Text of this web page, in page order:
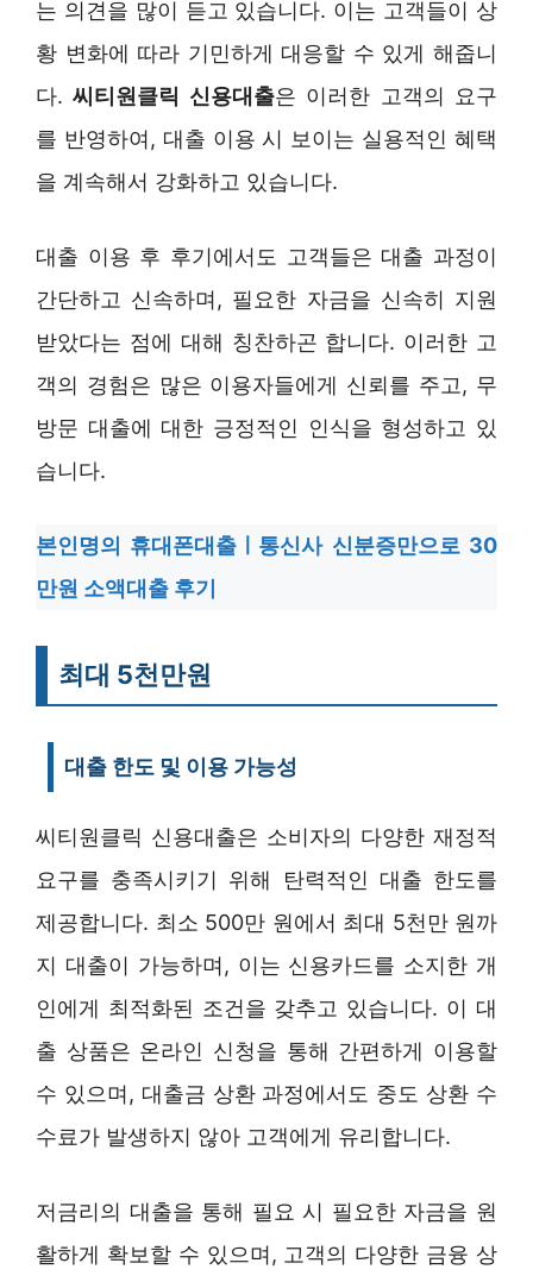
는 의견을 많이 듣고 있습니다. 이는 고객들이 상
황 변화에 따라 기민하게 대응할 수 있게 해줍니
다.씨티원클릭 신용대출은 이러한 고객의 요구
를 반영하여, 대출 이용 시 보이는 실용적인 혜택
을 계속해서 강화하고 있습니다.
대출 이용 후 후기에서도 고객들은 대출 과정이
간단하고 신속하며, 필요한 자금을 신속히 지원
받았다는 점에 대해 칭찬하곤 합니다. 이러한 고
객의 경험은 많은 이용자들에게 신뢰를 주고, 무
방문 대출에 대한 긍정적인 인식을 형성하고 있
습니다.
본인명의 휴대폰대출ㅣ통신사 신분증만으로 30
만원 소액대출 후기
최대 5천만원
대출 한도 및 이용 가능성
씨티원클릭 신용대출은 소비자의 다양한 재정적
요구를 충족시키기 위해 탄력적인 대출 한도를
제공합니다. 최소 500만 원에서 최대 5천만 원까
지 대출이 가능하며, 이는 신용카드를 소지한 개
인에게 최적화된 조건을 갖추고 있습니다. 이 대
출 상품은 온라인 신청을 통해 간편하게 이용할
수 있으며, 대출금 상환 과정에서도 중도 상환 수
수료가 발생하지 않아 고객에게 유리합니다.
저금리의 대출을 통해 필요 시 필요한 자금을 원
활하게 확보할 수 있으며, 고객의 다양한 금융 상